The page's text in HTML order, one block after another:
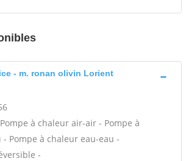
- m. ronan olivin Lorient
à chaleur air-air - Pompe à
Pompe à chaleur eau-eau -
-